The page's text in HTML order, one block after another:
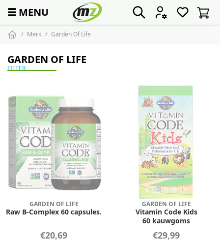
☰ MENU
Merk Garden Of Life
GARDEN OF LIFE
FILTER
GARDEN OF LIFE
Raw B-Complex 60 capsules.
€20,69
GARDEN OF LIFE
Vitamin Code Kids
60 kauwgoms
€29,99